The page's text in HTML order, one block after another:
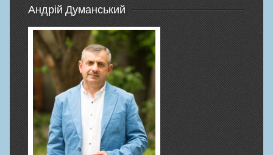
Андрій Думанський